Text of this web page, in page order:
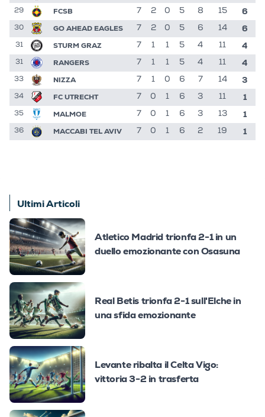
29 FCSB 7 2 0 5 8 15 6
30 GO AHEAD EAGLES 7 2 0 5 6 14 6
31 STURM GRAZ 7 1 1 5 4 11 4
31 RANGERS 7 1 1 5 4 11 4
33 NIZZA 7 1 0 6 7 14 3
34 FC UTRECHT 7 0 1 6 3 11 1
35 MALMOE 7 0 1 6 3 13 1
36 MACCABI TEL AVIV 7 0 1 6 2 19 1
Ultimi Articoli
Atletico Madrid trionfa 2-1 in un
duello emozionante con Osasuna
Real Betis trionfa 2-1 sull'Elche in
una sfida emozionante
Levante ribalta il Celta Vigo:
vittoria 3-2 in trasferta